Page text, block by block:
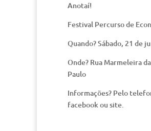
Anotaí!
Festival Percurso de
Quando? Sábado, 21 de
Onde? Rua Marmeleira
Paulo
Informações? Pelo
facebook ou site.